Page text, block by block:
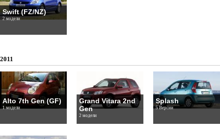
Swift (FZ/NZ)
2 модели
2011
Alto 7th Gen (GF)
1 модели
Grand Vitara 2nd
Gen
2 модели
Splash
5 Версии